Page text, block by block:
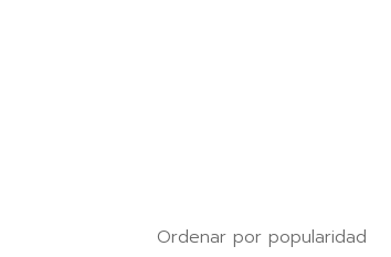
Ordenar por popularidad